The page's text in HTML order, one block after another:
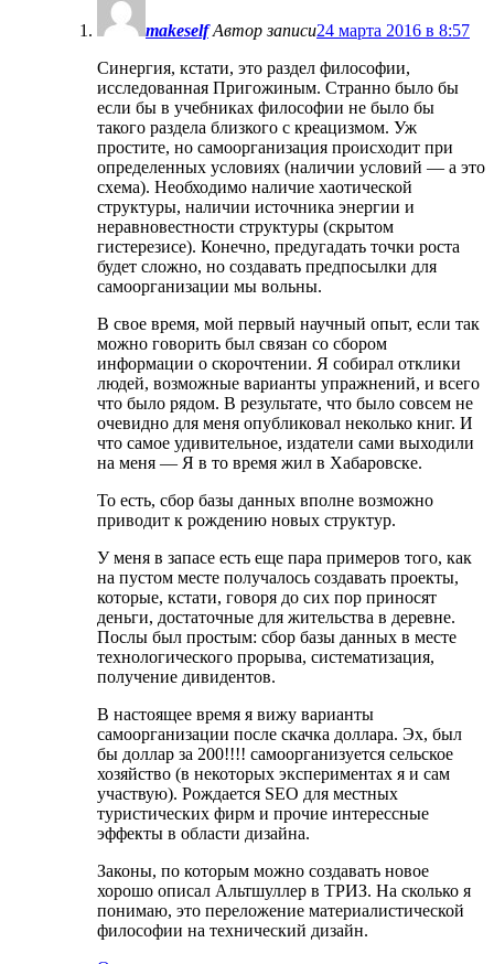
makeself Автор записи24 марта 2016 в 8:57
Синергия, кстати, это раздел философии,
исследованная Пригожиным. Странно было бы
если бы в учебниках философии не было бы
такого раздела близкого с креацизмом. Уж
простите, но самоорганизация происходит при
определенных условиях (наличии условий — а это
схема). Необходимо наличие хаотической
структуры, наличии источника энергии и
неравновестности структуры (скрытом
гистерезисе). Конечно, предугадать точки роста
будет сложно, но создавать предпосылки для
самоорганизации мы вольны.
В свое время, мой первый научный опыт, если так
можно говорить был связан со сбором
информации о скорочтении. Я собирал отклики
людей, возможные варианты упражнений, и всего
что было рядом. В результате, что было совсем не
очевидно для меня опубликовал неколько книг. И
что самое удивительное, издатели сами выходили
на меня — Я в то время жил в Хабаровске.
То есть, сбор базы данных вполне возможно
приводит к рождению новых структур.
У меня в запасе есть еще пара примеров того, как
на пустом месте получалось создавать проекты,
которые, кстати, говоря до сих пор приносят
деньги, достаточные для жительства в деревне.
Послы был простым: сбор базы данных в месте
технологического прорыва, систематизация,
получение дивидентов.
В настоящее время я вижу варианты
самоорганизации после скачка доллара. Эх, был
бы доллар за 200!!!! самоорганизуется сельское
хозяйство (в некоторых экспериментах я и сам
участвую). Рождается SEO для местных
туристических фирм и прочие интерессные
эффекты в области дизайна.
Законы, по которым можно создавать новое
хорошо описал Альтшуллер в ТРИЗ. На сколько я
понимаю, это переложение материалистической
философии на технический дизайн.